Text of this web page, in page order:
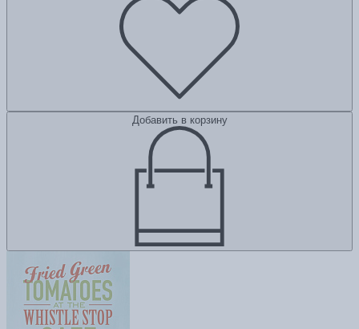
Добавить в корзину